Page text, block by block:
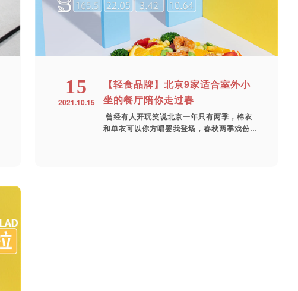
15
2021.10.15
【轻食品牌】北京9家适合室外小
坐的餐厅陪你走过春
曾经有人开玩笑说北京一年只有两季，棉衣
和单衣可以你方唱罢我登场，春秋两季戏份少